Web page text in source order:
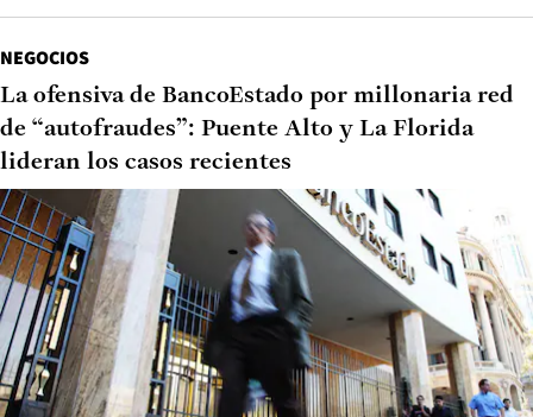
NEGOCIOS
La ofensiva de BancoEstado por millonaria red
de “autofraudes”: Puente Alto y La Florida
lideran los casos recientes